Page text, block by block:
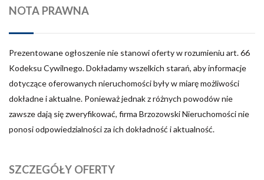
NOTA PRAWNA
Prezentowane ogłoszenie nie stanowi oferty w rozumieniu art. 66
Kodeksu Cywilnego. Dokładamy wszelkich starań, aby informacje
dotyczące oferowanych nieruchomości były w miarę możliwości
dokładne i aktualne. Ponieważ jednak z różnych powodów nie
zawsze dają się zweryfikować, firma Brzozowski Nieruchomości nie
ponosi odpowiedzialności za ich dokładność i aktualność.
SZCZEGÓŁY OFERTY